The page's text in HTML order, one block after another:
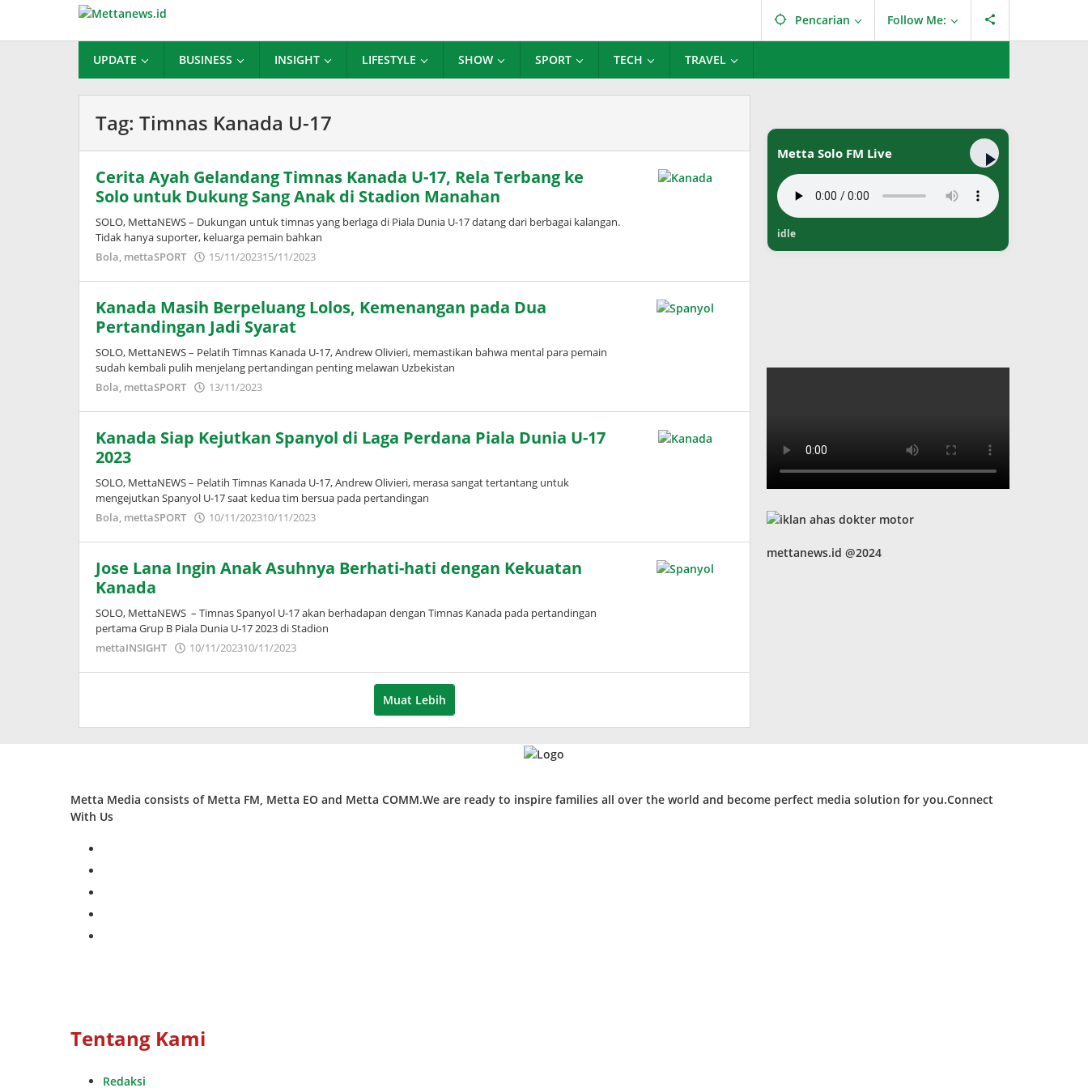
konten
Pencarian Follow Me:
UPDATE BUSINESS INSIGHT LIFESTYLE SHOW SPORT TECH TRAVEL
Tag: Timnas Kanada U-17
Cerita Ayah Gelandang Timnas Kanada U-17, Rela Terbang ke
Solo untuk Dukung Sang Anak di Stadion Manahan
SOLO, MettaNEWS – Dukungan untuk timnas yang berlaga di Piala Dunia U-17 datang dari berbagai kalangan.
Tidak hanya suporter, keluarga pemain bahkan
Bola, mettaSPORT 15/11/202315/11/2023
Wardani
Kanada Masih Berpeluang Lolos, Kemenangan pada Dua
Pertandingan Jadi Syarat
SOLO, MettaNEWS – Pelatih Timnas Kanada U-17, Andrew Olivieri, memastikan bahwa mental para pemain
sudah kembali pulih menjelang pertandingan penting melawan Uzbekistan
Bola, mettaSPORT 13/11/2023
Wardani
Kanada Siap Kejutkan Spanyol di Laga Perdana Piala Dunia U-17
2023
SOLO, MettaNEWS – Pelatih Timnas Kanada U-17, Andrew Olivieri, merasa sangat tertantang untuk
mengejutkan Spanyol U-17 saat kedua tim bersua pada pertandingan
Bola, mettaSPORT 10/11/202310/11/2023
Wardani
Jose Lana Ingin Anak Asuhnya Berhati-hati dengan Kekuatan
Kanada
SOLO, MettaNEWS – Timnas Spanyol U-17 akan berhadapan dengan Timnas Kanada pada pertandingan
pertama Grup B Piala Dunia U-17 2023 di Stadion
mettaINSIGHT
10/11/202310/11/2023
Wardani
Muat Lebih
Metta Solo FM Live
idle
mettanews.id @2024
Metta Media consists of Metta FM, Metta EO and Metta COMM.We are ready to inspire families all over the world and become perfect media solution for you.Connect
With Us
Tentang Kami
Redaksi